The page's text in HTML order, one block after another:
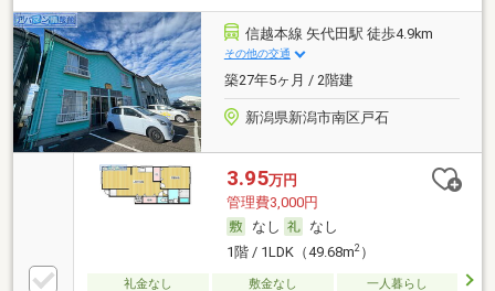
信越本線 矢代田駅 徒歩4.9km
その他の交通
築27年5ヶ月 / 2階建
新潟県新潟市南区戸石
3.95万円
管理費3,000円
なし
なし
1階 / 1LDK（49.68m2）
礼金なし 敷金なし
一人暮らし